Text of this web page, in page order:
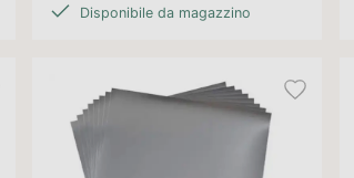
Disponibile da magazzino